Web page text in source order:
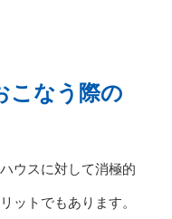
こなう際の
ウスに対して消極的
ットでもあります。